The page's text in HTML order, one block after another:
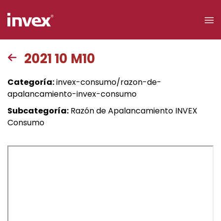
Acceso a
clientes
Buscar
2021 10 M10
Categoría:invex-consumo/razon-de-
apalancamiento-invex-consumo
Subcategoría: Razón de Apalancamiento INVEX
Consumo